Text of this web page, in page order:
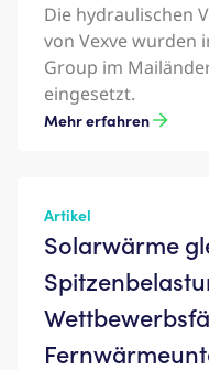
Die hydraulischen
von Vexve wurden
Group im
eingesetzt.
Mehr erfahren
Artikel
Solarwärme